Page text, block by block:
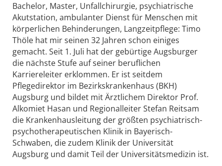
Bachelor, Master, Unfallchirurgie, psychiatrische
Akutstation, ambulanter Dienst für Menschen mit
körperlichen Behinderungen, Langzeitpflege: Timo
Thöle hat mir seinen 32 Jahren schon einiges
gemacht. Seit 1. Juli hat der gebürtige Augsburger
die nächste Stufe auf seiner beruflichen
Karriereleiter erklommen. Er ist seitdem
Pflegedirektor im Bezirkskrankenhaus (BKH)
Augsburg und bildet mit Ärztlichem Direktor Prof.
Alkomiet Hasan und Regionalleiter Stefan Reitsam
die Krankenhausleitung der größten psychiatrisch-
psychotherapeutischen Klinik in Bayerisch-
Schwaben, die zudem Klinik der Universität
Augsburg und damit Teil der Universitätsmedizin ist.